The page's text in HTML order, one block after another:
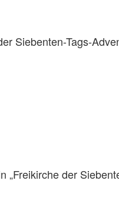
Siebenten-Tags-
„Freikirche der